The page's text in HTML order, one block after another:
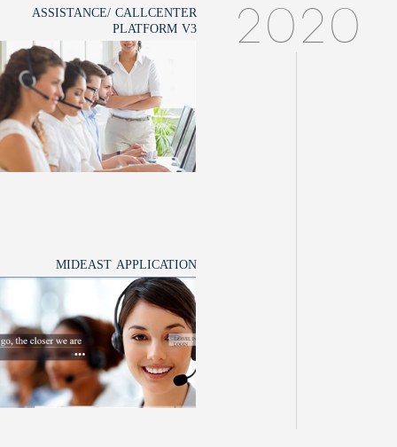
2020
ASSISTANCE/ CALLCENTER
PLATFORM V3
MIDEAST APPLICATION